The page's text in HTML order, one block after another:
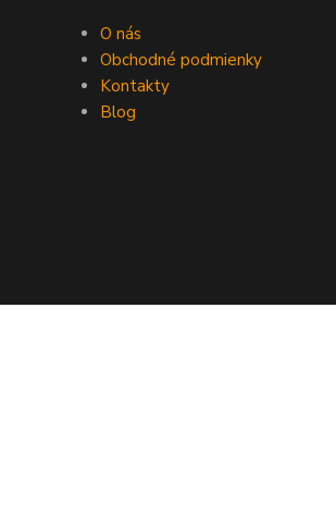
O nás
Obchodné podmienky
Kontakty
Blog